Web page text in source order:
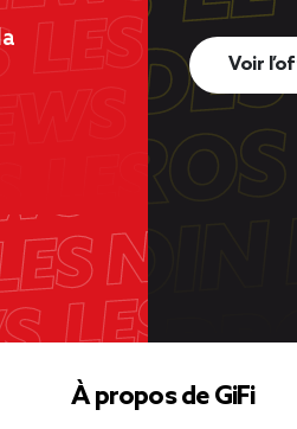
Voir
À propos de GiFi